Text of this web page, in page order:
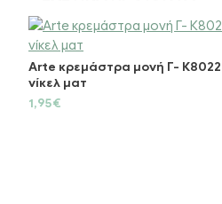
Arte κρεμάστρα μονή Γ- Κ8022
νίκελ ματ
1,95€